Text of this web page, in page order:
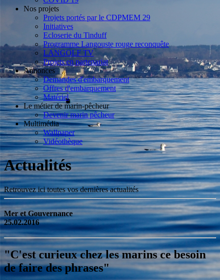
Nos projets
Projets portés par le CDPMEM 29
Initiatives
Ecloserie du Tinduff
Programme Langouste rouge reconquête
LANGOLF TV
Projets en partenariat
Annonces
Demandes d'embarquement
Offres d'embarquement
Matériel
Le métier de marin-pêcheur
Devenir marin pêcheur
Multimédia
Wallpaper
Vidéothèque
Actualités
Retrouvez ici toutes vos dernières actualités
Mer et Gouvernance
25.02.2016
"C'est curieux chez les marins ce besoin
de faire des phrases"